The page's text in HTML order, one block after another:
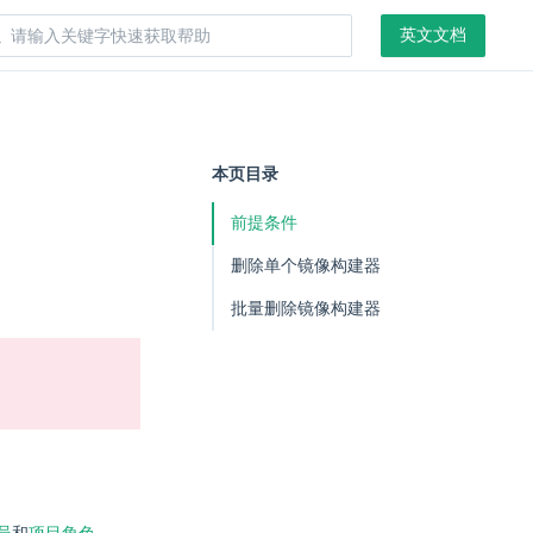
英文文档
本页目录
前提条件
删除单个镜像构建器
批量删除镜像构建器